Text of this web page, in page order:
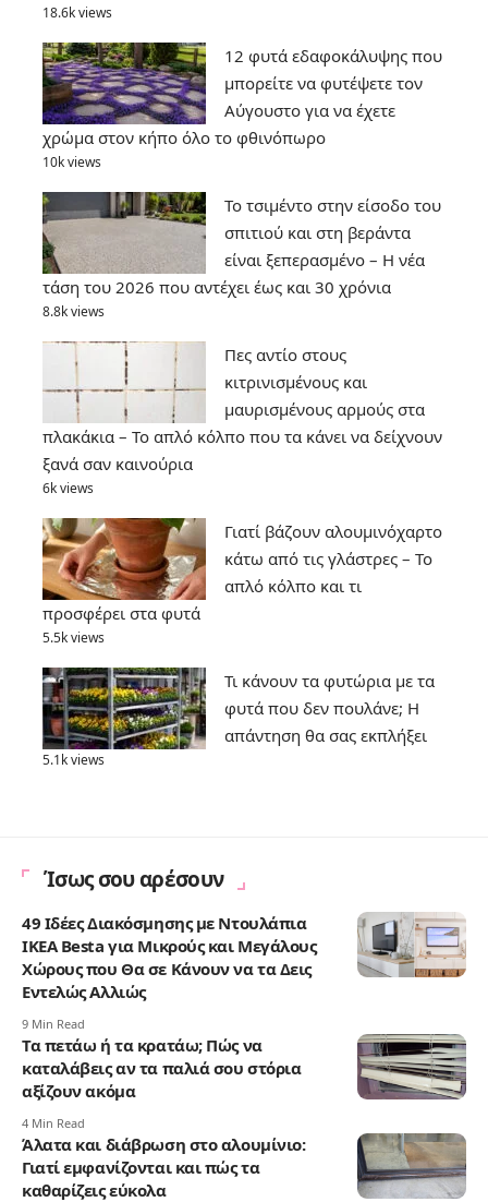
18.6k views
12 φυτά εδαφοκάλυψης που
μπορείτε να φυτέψετε τον
Αύγουστο για να έχετε
χρώμα στον κήπο όλο το φθινόπωρο
10k views
Το τσιμέντο στην είσοδο του
σπιτιού και στη βεράντα
είναι ξεπερασμένο – Η νέα
τάση του 2026 που αντέχει έως και 30 χρόνια
8.8k views
Πες αντίο στους
κιτρινισμένους και
μαυρισμένους αρμούς στα
πλακάκια – Το απλό κόλπο που τα κάνει να δείχνουν
ξανά σαν καινούρια
6k views
Γιατί βάζουν αλουμινόχαρτο
κάτω από τις γλάστρες – Το
απλό κόλπο και τι
προσφέρει στα φυτά
5.5k views
Τι κάνουν τα φυτώρια με τα
φυτά που δεν πουλάνε; Η
απάντηση θα σας εκπλήξει
5.1k views
Ίσως σου αρέσουν
49 Ιδέες Διακόσμησης με Ντουλάπια
IKEA Besta για Μικρούς και Μεγάλους
Χώρους που Θα σε Κάνουν να τα Δεις
Εντελώς Αλλιώς
9 Min Read
Τα πετάω ή τα κρατάω; Πώς να
καταλάβεις αν τα παλιά σου στόρια
αξίζουν ακόμα
4 Min Read
Άλατα και διάβρωση στο αλουμίνιο:
Γιατί εμφανίζονται και πώς τα
καθαρίζεις εύκολα